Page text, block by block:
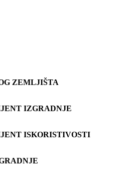
ZEMLJIŠTA
IZGRADNJE
ISKORISTIVOSTI